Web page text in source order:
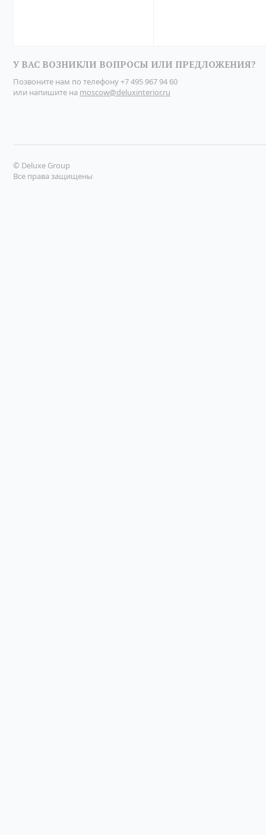
У ВАС ВОЗНИКЛИ ВОПРОСЫ ИЛИ ПРЕДЛОЖЕНИЯ?
Позвоните нам по телефону+7 495 967 94 60
или напишите на moscow@deluxinterior.ru
© Deluxe Group
Все права защищены